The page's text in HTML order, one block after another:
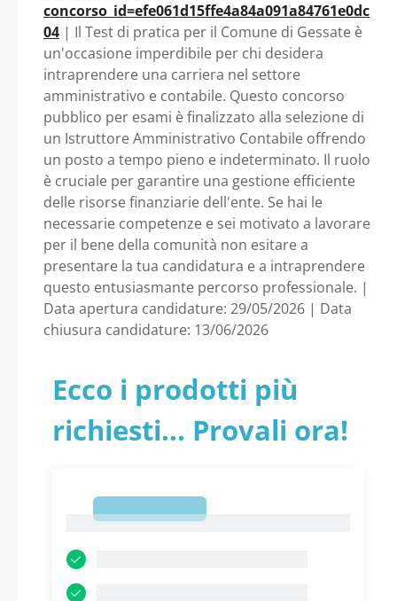
concorso_id=efe061d15ffe4a84a091a84761e0dc
04 | Il Test di pratica per il Comune di Gessate è
un'occasione imperdibile per chi desidera
intraprendere una carriera nel settore
amministrativo e contabile. Questo concorso
pubblico per esami è finalizzato alla selezione di
un Istruttore Amministrativo Contabile offrendo
un posto a tempo pieno e indeterminato. Il ruolo
è cruciale per garantire una gestione efficiente
delle risorse finanziarie dell'ente. Se hai le
necessarie competenze e sei motivato a lavorare
per il bene della comunità non esitare a
presentare la tua candidatura e a intraprendere
questo entusiasmante percorso professionale. |
Data apertura candidature: 29/05/2026 | Data
chiusura candidature: 13/06/2026
Ecco i prodotti più
richiesti... Provali ora!